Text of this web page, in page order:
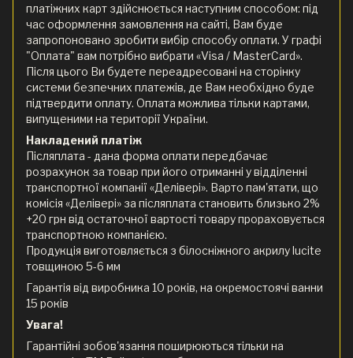
платіжних карт здійснюється наступним способом: під
час оформлення замовлення на сайті, Вам буде
запропоновано зробити вибір способу оплати. У графі
"Оплата" вам потрібно вибрати «Visa / MasterCard».
Після цього Ви будете переадресовані на сторінку
системи безпечних платежів, де Вам необхідно буде
підтвердити оплату. Оплата можлива тільки картами,
випущеними на території України.
Накладений платіж
Післяплата - дана форма оплати передбачає
розрахунок за товар при його отриманні у відділенні
транспортної компанії «Делівері». Варто пам'ятати, що
комісія «Делівері» за післяплата становить близько 2%
+20 грн від остаточної вартості товару прораховується
транспортною компанією.
Продукція виготовляється з білосніжного акрилу lucite
товщиною 5-6 мм
Гарантія від виробника 10 років, на окремостоячі ванни
15 років
Увага!
Гарантійні зобов'язання поширюються тільки на